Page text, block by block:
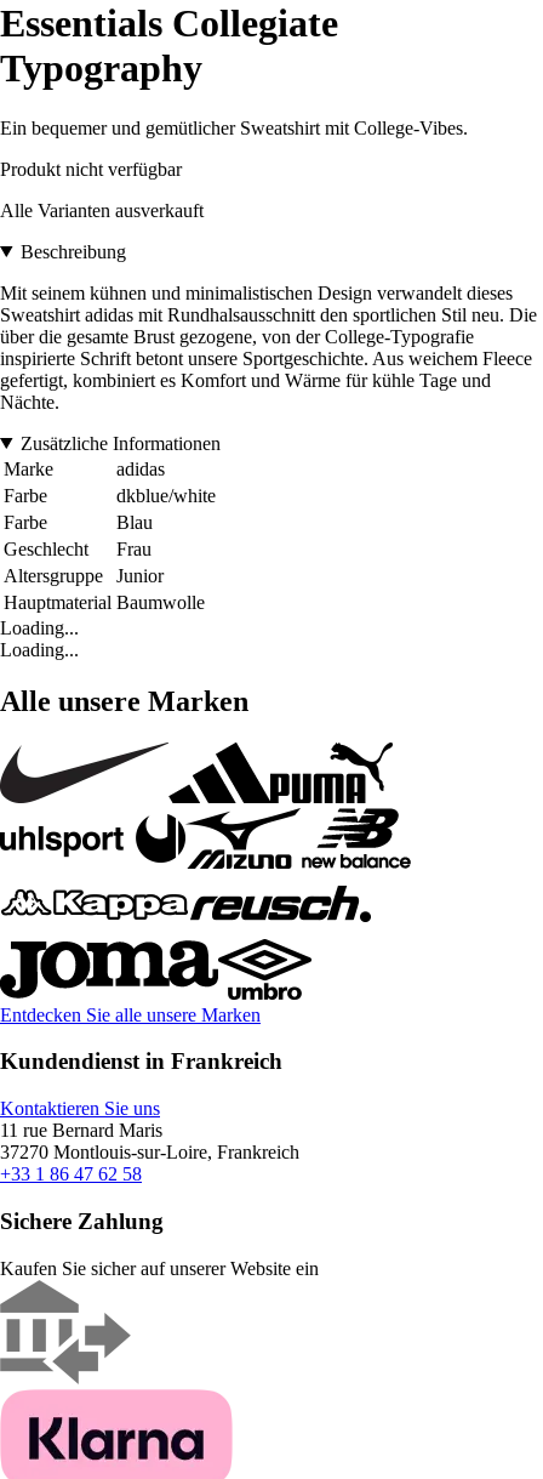
Essentials Collegiate
Typography
Ein bequemer und gemütlicher Sweatshirt mit College-Vibes.
Produkt nicht verfügbar
Alle Varianten ausverkauft
Beschreibung
Mit seinem kühnen und minimalistischen Design verwandelt dieses
Sweatshirt adidas mit Rundhalsausschnitt den sportlichen Stil neu. Die
über die gesamte Brust gezogene, von der College-Typografie
inspirierte Schrift betont unsere Sportgeschichte. Aus weichem Fleece
gefertigt, kombiniert es Komfort und Wärme für kühle Tage und
Nächte.
Zusätzliche Informationen
Marke
adidas
Farbe
dkblue/white
Farbe
Blau
Geschlecht
Frau
Altersgruppe
Junior
Hauptmaterial Baumwolle
Loading...
Loading...
Alle unsere Marken
Entdecken Sie alle unsere Marken
Kundendienst in Frankreich
Kontaktieren Sie uns
11 rue Bernard Maris
37270 Montlouis-sur-Loire, Frankreich
+33 1 86 47 62 58
Sichere Zahlung
Kaufen Sie sicher auf unserer Website ein